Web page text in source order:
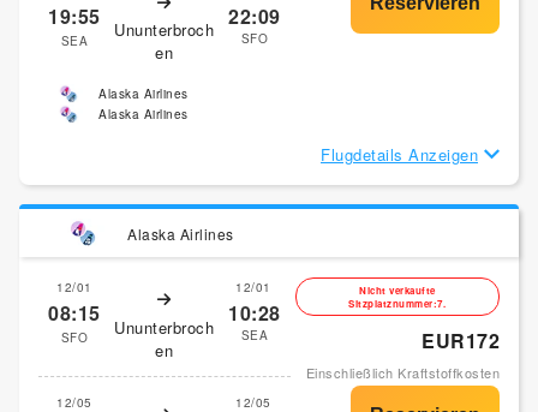
19:55
SEA
Ununterbroch
en
22:09
SFO
Alaska Airlines
Alaska Airlines
Flugdetails Anzeigen
Alaska Airlines
12/01
08:15
SFO
Ununterbroch
en
12/01
10:28
SEA
12/05 12/05
Nicht verkaufte
Sitzplatznummer:7.
EUR172
Einschließlich Kraftstoffkosten